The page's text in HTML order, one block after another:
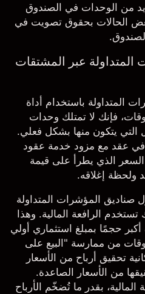
من الوحدات في الصندوق
الحالات بحقوق تصويت في
عبر المشتقات
المتداولة باستخدام أداة
فإنك لا تمتلك وحدات
التي يتكون منها بشكل فعلي.
في عقد مع مزود خدمة عقود
الذي يطرأ على قيمة
ولحظة إغلاقه.
صناديق المؤشرات المتداولة
تستخدم الرافعة المالية. وهذا
حجمًا بمبلغ استثماري أولي
من ممارسة "البيع على
تحقيق أرباح من الأسعار
من الأسعار الصاعدة.
المالية، بقدر ما تُضخّم الأرباح